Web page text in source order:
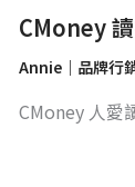
CMoney
Annie｜品牌行
CMoney 人愛